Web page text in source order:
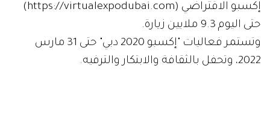
إكسبو الافتراضي (https://virtualexpodubai.com)
حتى اليوم 9.3 ملايين زيارة.
وتستمر فعاليات "إكسبو 2020 دبي" حتى 31 مارس
2022، وتحفل بالثقافة والابتكار والترفيه.